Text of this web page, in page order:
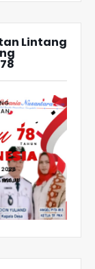
Lintang